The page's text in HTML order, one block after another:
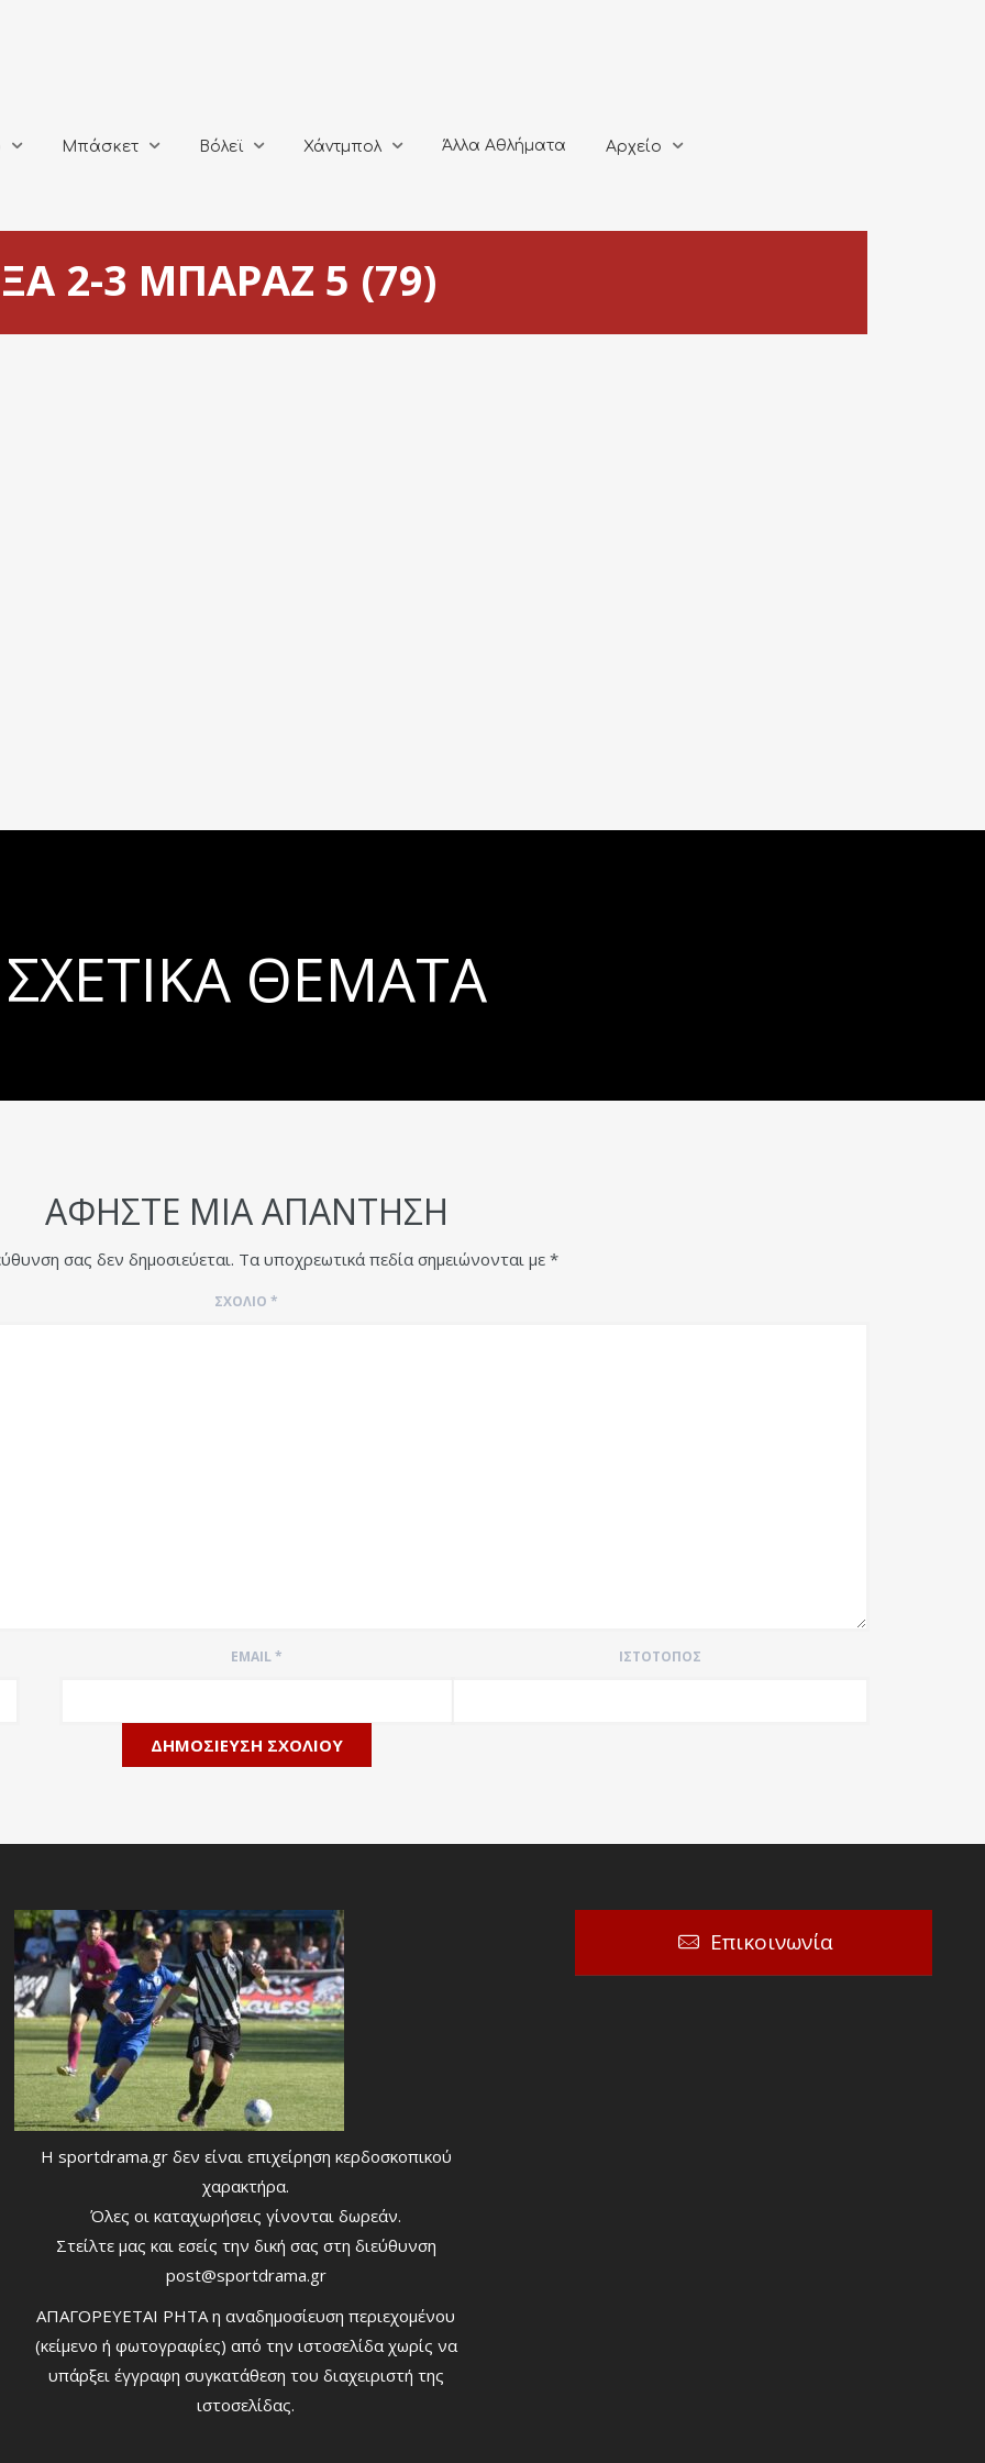
Μπάσκετ Βόλεϊ Χάντμπολ Άλλα Αθλήματα Αρχείο
2-3 ΜΠΑΡΑΖ 5 (79)
ΣΧΕΤΙΚΆ ΘΈΜΑΤΑ
ΑΦΉΣΤΕ ΜΙΑ ΑΠΆΝΤΗΣΗ
σας δεν δημοσιεύεται. Τα υποχρεωτικά πεδία σημειώνονται με *
ΣΧΌΛΙΟ *
EMAIL* ΙΣΤΌΤΟΠΟΣ
Η sportdrama.gr δεν είναι επιχείρηση κερδοσκοπικού
χαρακτήρα.
Όλες οι καταχωρήσεις γίνονται δωρεάν.
Στείλτε μας και εσείς την δική σας στη διεύθυνση
post@sportdrama.gr
ΑΠΑΓΟΡΕΥΕΤΑΙ ΡΗΤΑ η αναδημοσίευση περιεχομένου
(κείμενο ή φωτογραφίες) από την ιστοσελίδα χωρίς να
υπάρξει έγγραφη συγκατάθεση του διαχειριστή της
ιστοσελίδας.
Επικοινωνία